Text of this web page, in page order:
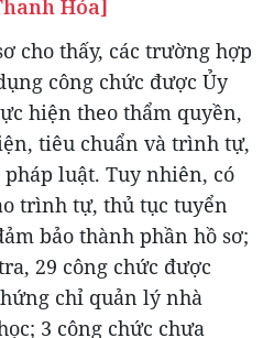
Hóa]
cho thấy, các trường hợp
công chức được Ủy
hiện theo thẩm quyền,
tiêu chuẩn và trình tự,
luật. Tuy nhiên, có
trình tự, thủ tục tuyển
bảo thành phần hồ sơ;
29 công chức được
chỉ quản lý nhà
3 công chức chưa